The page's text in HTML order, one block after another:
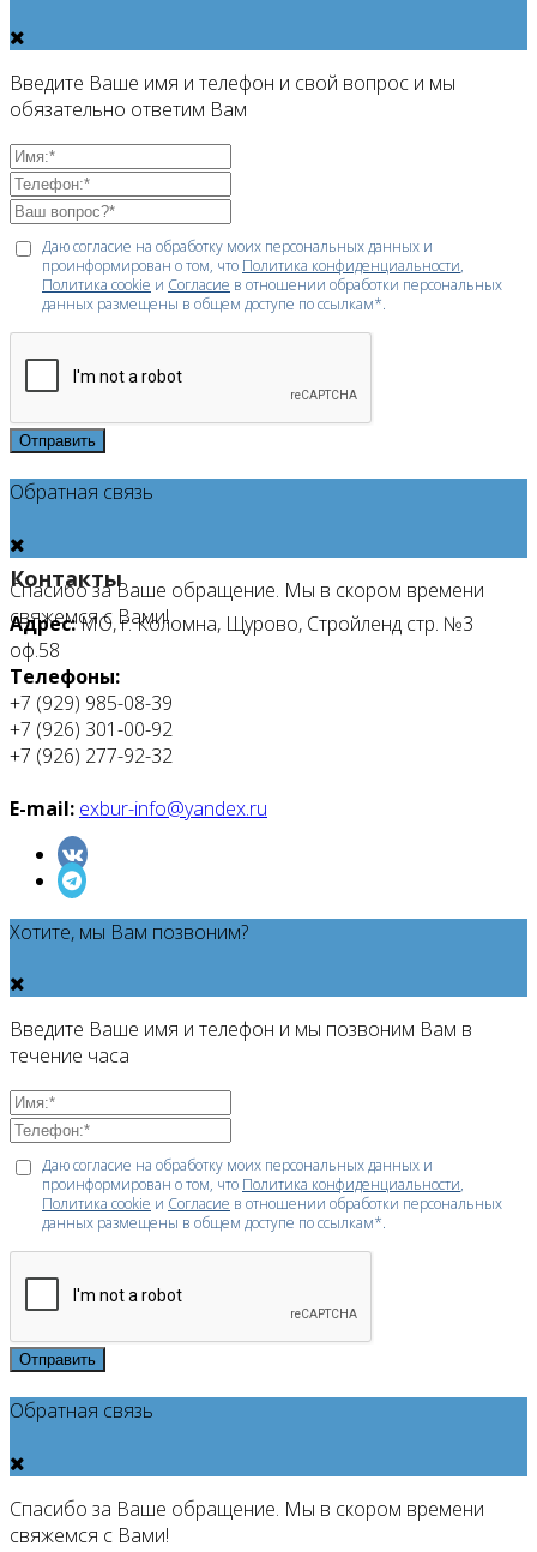
Введите Ваше имя и телефон и свой вопрос и мы
обязательно ответим Вам
Даю согласие на обработку моих персональных данных и
проинформирован о том, что Политика конфиденциальности,
Политика cookie и Согласие в отношении обработки персональных
данных размещены в общем доступе по ссылкам*.
Отправить
Обратная связь
Спасибо за Ваше обращение. Мы в скором времени
свяжемся с Вами!
Контакты
Адрес:МО, г. Коломна, Щурово, Стройленд стр. №3
оф.58
Телефоны:
+7 (929) 985-08-39
+7 (926) 301-00-92
+7 (926) 277-92-32
E-mail: exbur-info@yandex.ru
Хотите, мы Вам позвоним?
Введите Ваше имя и телефон и мы позвоним Вам в
течение часа
Даю согласие на обработку моих персональных данных и
проинформирован о том, что Политика конфиденциальности,
Политика cookie и Согласие в отношении обработки персональных
данных размещены в общем доступе по ссылкам*.
Отправить
Обратная связь
Спасибо за Ваше обращение. Мы в скором времени
свяжемся с Вами!